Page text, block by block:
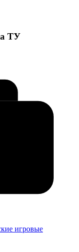
ТУ
игровые